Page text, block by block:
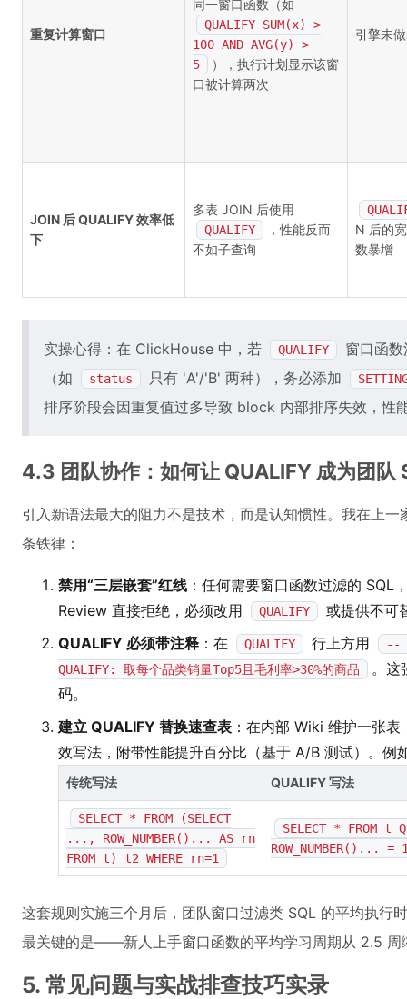
重复计算窗口
同一窗口函数（如
QUALIFY SUM(x) >
100 AND AVG(y) >
5
），执行计划显示该窗
口被计算两次
引擎未
JOIN 后 QUALIFY 效率低
下
多表 JOIN 后使用
QUALIFY
，性能反而
不如子查询
N 后的
数暴增
实操心得：在 ClickHouse 中，若 QUALIFY
窗口函
（如
status 只有 'A'/'B' 两种），务必添加
排序阶段会因重复值过多导致 block 内部排序失效，性
4.3 团队协作：如何让 QUALIFY 成为团队
引入新语法最大的阻力不是技术，而是认知惯性。我在上
条铁律：
禁用“三层嵌套”红线 ：任何需要窗口函数过滤的
Review 直接拒绝，必须改用
QUALIFY
或提供不可
QUALIFY 必须带注释 ：在 QUALIFY 行上方用
--
QUALIFY: 取每个品类销量Top5且毛利率>30%的商品
。这
码。
建立 QUALIFY 替换速查表 ：在内部 Wiki 维护一张
效写法，附带性能提升百分比（基于 A/B 测试）。例
传统写法 QUALIFY 写法
SELECT * FROM (SELECT
..., ROW_NUMBER()... AS rn
FROM t) t2 WHERE rn=1
SELECT * FROM t
ROW_NUMBER()... =
这套规则实施三个月后，团队窗口过滤类 SQL 的平均执行
最关键的是——新人上手窗口函数的平均学习周期从 2.5 周
5. 常见问题与实战排查技巧实录